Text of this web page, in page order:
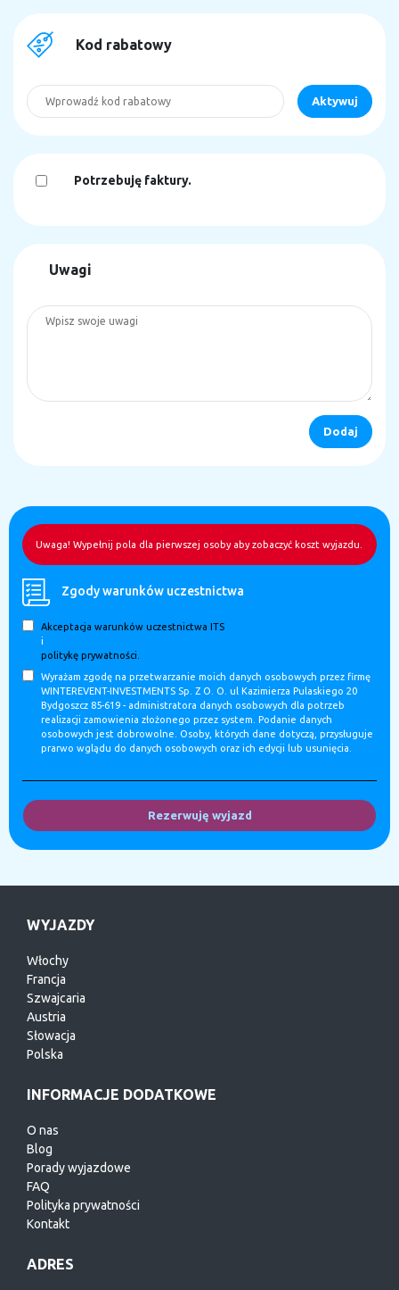
Kod rabatowy
Potrzebuję faktury.
Uwagi
Uwaga! Wypełnij pola dla pierwszej osoby aby zobaczyć koszt wyjazdu.
Zgody warunków uczestnictwa
Akceptacja warunków uczestnictwa ITS
i
politykę prywatności.
Wyrażam zgodę na przetwarzanie moich danych osobowych przez firmę
WINTEREVENT-INVESTMENTS Sp. Z O. O. ul Kazimierza Pulaskiego 20
Bydgoszcz 85-619 - administratora danych osobowych dla potrzeb
realizacji zamowienia złożonego przez system. Podanie danych
osobowych jest dobrowolne. Osoby, których dane dotyczą, przysługuje
prarwo wglądu do danych osobowych oraz ich edycji lub usunięcia.
Rezerwuję wyjazd
WYJAZDY
Włochy
Francja
Szwajcaria
Austria
Słowacja
Polska
INFORMACJE DODATKOWE
O nas
Blog
Porady wyjazdowe
FAQ
Polityka prywatności
Kontakt
ADRES